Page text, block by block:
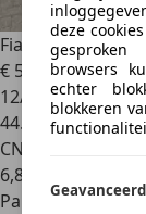
Fiat Fiorino1.4i
€ 5.900
12/2017
44.628 km
CNG
6,8 kg/100 km
Particulier
deze
browsers
echter
blokkeren